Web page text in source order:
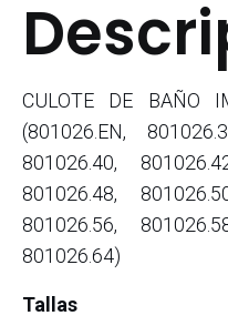
CULOTE DE BAÑO
(801026.EN,
801026.40,
801026.48,
801026.56,
801026.64)
Tallas